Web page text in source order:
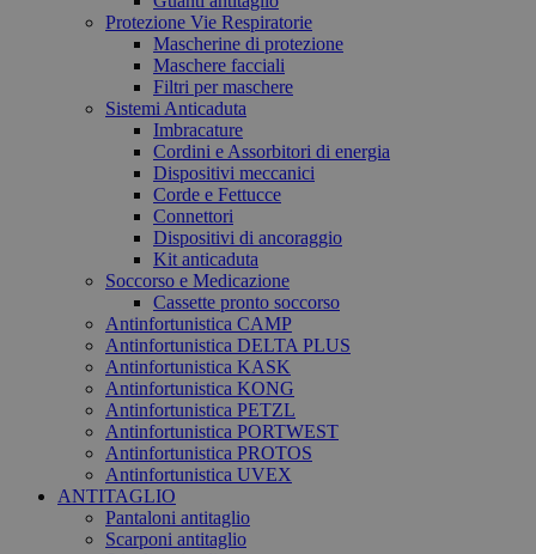
Protezione Vie Respiratorie
Mascherine di protezione
Maschere facciali
Filtri per maschere
Sistemi Anticaduta
Imbracature
Cordini e Assorbitori di energia
Dispositivi meccanici
Corde e Fettucce
Connettori
Dispositivi di ancoraggio
Kit anticaduta
Soccorso e Medicazione
Cassette pronto soccorso
Antinfortunistica CAMP
Antinfortunistica DELTA PLUS
Antinfortunistica KASK
Antinfortunistica KONG
Antinfortunistica PETZL
Antinfortunistica PORTWEST
Antinfortunistica PROTOS
Antinfortunistica UVEX
ANTITAGLIO
Pantaloni antitaglio
Scarponi antitaglio